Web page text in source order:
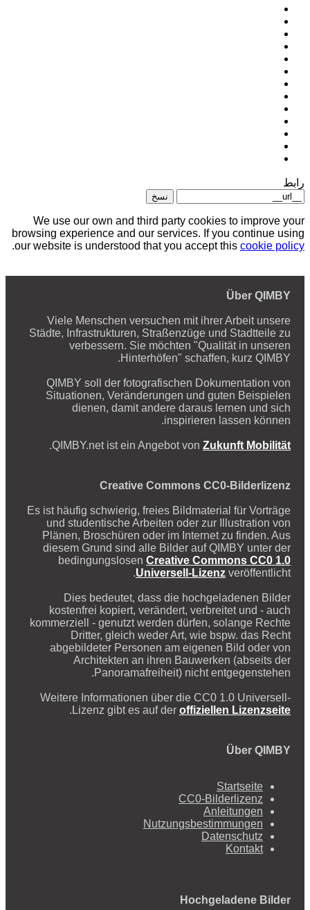
رابط
نسخ
We use our own and third party cookies to improve your
browsing experience and our services. If you continue using
our website is understood that you accept this cookie policy
.
Über QIMBY
Viele Menschen versuchen mit ihrer Arbeit unsere
Städte, Infrastrukturen, Straßenzüge und Stadtteile zu
verbessern. Sie möchten "Qualität in unseren
Hinterhöfen" schaffen, kurz QIMBY.
QIMBY soll der fotografischen Dokumentation von
Situationen, Veränderungen und guten Beispielen
dienen, damit andere daraus lernen und sich
inspirieren lassen können.
QIMBY.net ist ein Angebot von Zukunft Mobilität
.
Creative Commons CC0-Bilderlizenz
Es ist häufig schwierig, freies Bildmaterial für Vorträge
und studentische Arbeiten oder zur Illustration von
Plänen, Broschüren oder im Internet zu finden. Aus
diesem Grund sind alle Bilder auf QIMBY unter der
bedingungslosen Creative Commons CC0 1.0
Universell-Lizenz veröffentlicht.
Dies bedeutet, dass die hochgeladenen Bilder
kostenfrei kopiert, verändert, verbreitet und - auch
kommerziell - genutzt werden dürfen, solange Rechte
Dritter, gleich weder Art, wie bspw. das Recht
abgebildeter Personen am eigenen Bild oder von
Architekten an ihren Bauwerken (abseits der
Panoramafreiheit) nicht entgegenstehen.
Weitere Informationen über die CC0 1.0 Universell-
Lizenz gibt es auf der offiziellen Lizenzseite
.
Über QIMBY
Startseite
CC0-Bilderlizenz
Anleitungen
Nutzungsbestimmungen
Datenschutz
Kontakt
Hochgeladene Bilder